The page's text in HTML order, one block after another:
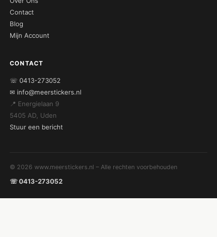
Contact
Blog
Mijn Account
CONTACT
☏ 0413-273052
✉ info@meerstickers.nl
📍 Energielaan 9
5405 AD, Uden
Stuur een bericht
© 2026 www.meerstickers.nl – Alle rechten voorbehouden
☏ 0413-273052